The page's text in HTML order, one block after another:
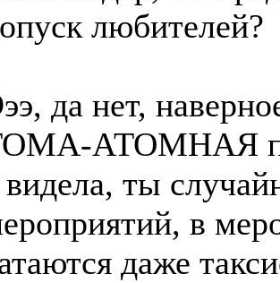
любителей?
да нет,
АТОМНАЯ
видела, ты
в
даже